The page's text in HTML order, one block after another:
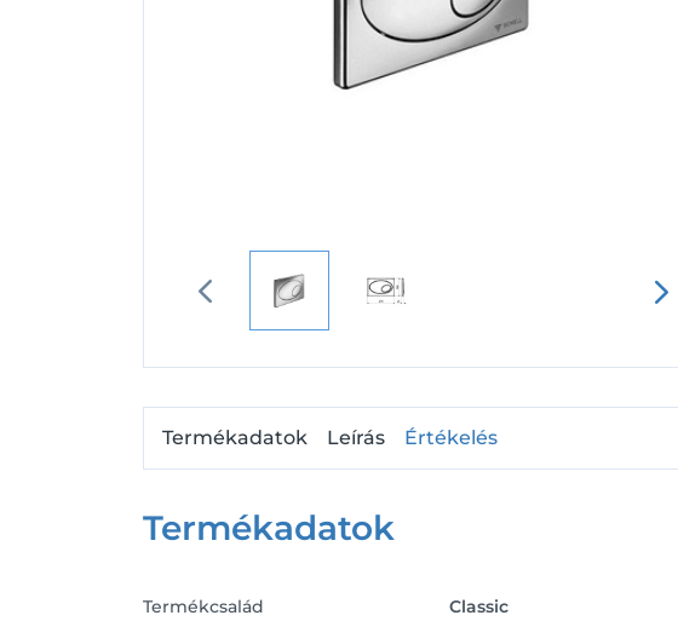
Termékadatok Leírás Értékelés
Termékadatok
Termékcsalád Classic